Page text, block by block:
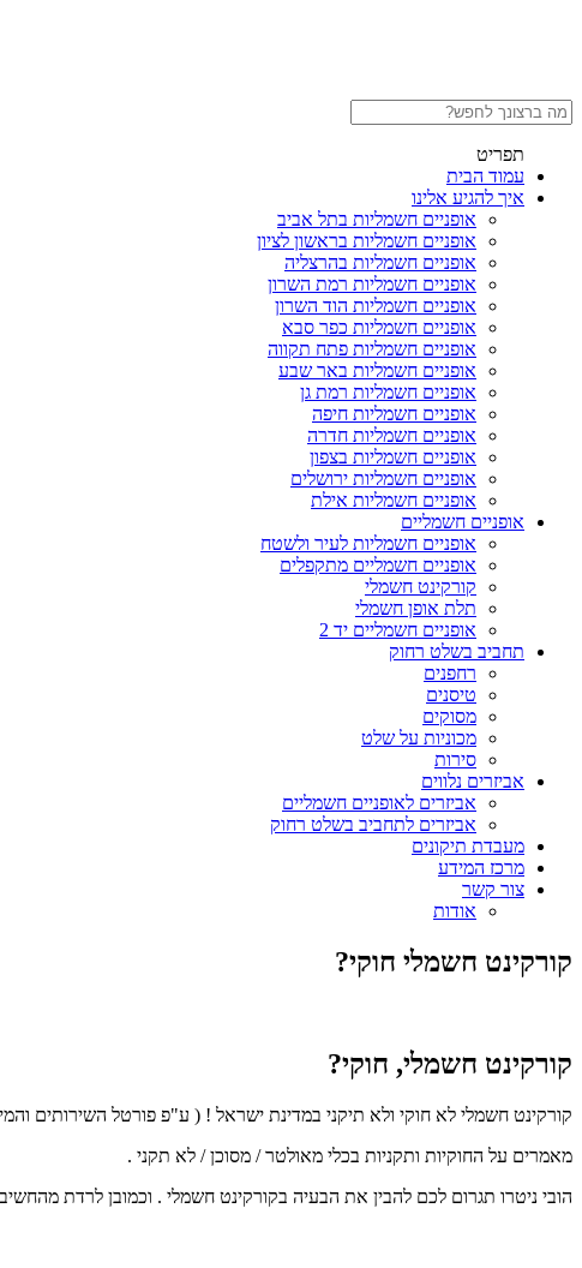
תפריט
עמוד הבית
איך להגיע אלינו
אופניים חשמליות בתל אביב
אופניים חשמליות בראשון לציון
אופניים חשמליות בהרצליה
אופניים חשמליות רמת השרון
אופניים חשמליות הוד השרון
אופניים חשמליות כפר סבא
אופניים חשמליות פתח תקווה
אופניים חשמליות באר שבע
אופניים חשמליות רמת גן
אופניים חשמליות חיפה
אופניים חשמליות חדרה
אופניים חשמליות בצפון
אופניים חשמליות ירושלים
אופניים חשמליות אילת
אופניים חשמליים
אופניים חשמליות לעיר ולשטח
אופניים חשמליים מתקפלים
קורקינט חשמלי
תלת אופן חשמלי
אופניים חשמליים יד 2
תחביב בשלט רחוק
רחפנים
טיסנים
מסוקים
מכוניות על שלט
סירות
אביזרים נלווים
אביזרים לאופניים חשמליים
אביזרים לתחביב בשלט רחוק
מעבדת תיקונים
מרכז המידע
צור קשר
אודות
קורקינט חשמלי חוקי?
קורקינט חשמלי, חוקי?
קורקינט חשמלי לא חוקי ולא תיקני במדינת ישראל ! ( ע"פ פורטל השירותים
מאמרים על החוקיות ותקניות בכלי מאולטר / מסוכן / לא תקני .
הובי ניטרו תגרום לכם להבין את הבעיה בקורקינט חשמלי . וכמובן לרדת